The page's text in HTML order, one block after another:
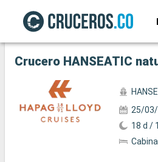
Ver las 20 fotos siguientes
Crucero HANSEATIC
25/
18 d /